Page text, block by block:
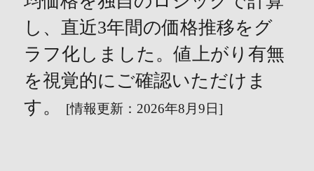
し、直近3年間の価格推移をグ
ラフ化しました。値上がり有無
を視覚的にご確認いただけま
す。
[情報更新：2026年8月9日]